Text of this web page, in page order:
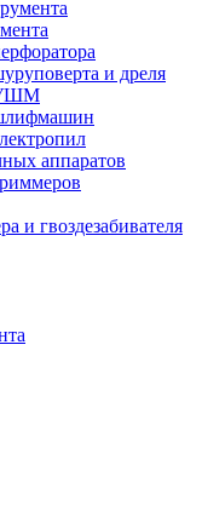
и дреля
УШМ
аппаратов
и гвоздезабивателя